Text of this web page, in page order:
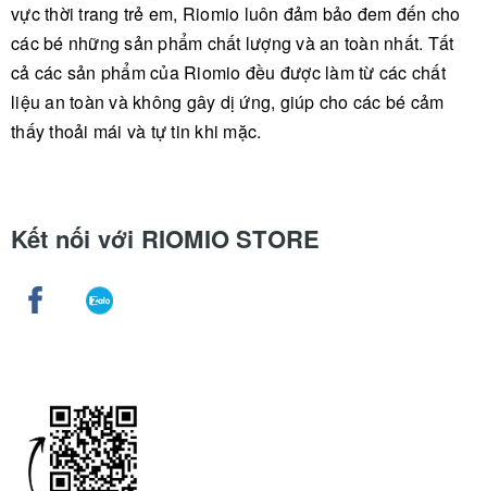
vực thời trang trẻ em, Riomio luôn đảm bảo đem đến cho
các bé những sản phẩm chất lượng và an toàn nhất. Tất
cả các sản phẩm của Riomio đều được làm từ các chất
liệu an toàn và không gây dị ứng, giúp cho các bé cảm
thấy thoải mái và tự tin khi mặc.
Kết nối với RIOMIO STORE